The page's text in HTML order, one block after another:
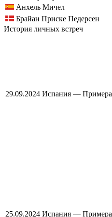
Анхель Мичел
Брайан Приске Педерсен
История личных встреч
29.09.2024 Испания — Примера
25.09.2024 Испания — Примера